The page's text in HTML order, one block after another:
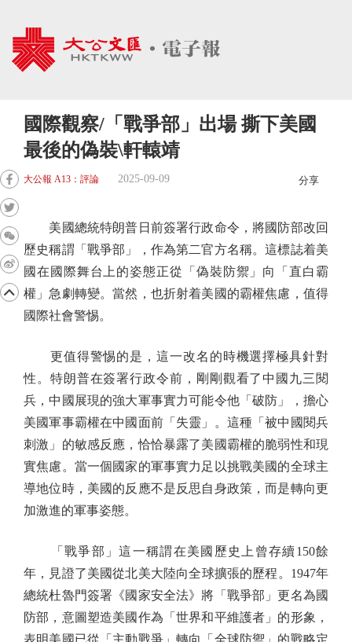
國際觀察/「戰爭部」出場 撕下美國
最後的偽裝\軒轅靖
大公報 A13：評論 2025-09-09 分享
美國總統特朗普日前簽署行政命令，將國防部改回
歷史稱謂「戰爭部」，作為第二官方名稱。這標誌着美
國在國際舞台上的姿態正從「偽裝防禦」向「直白霸
權」急劇轉變。當然，也折射着美國的霸權焦慮，值得
國際社會警惕。
更值得警惕的是，這一改名的時機選擇極具針對
性。特朗普在簽署行政令前，剛剛觀看了中國九三閱
兵，中國展現的強大軍事實力可能令他「破防」，擔心
美國軍事霸權在中國面前「失靈」。這種「被中國閱兵
刺激」的敏感反應，恰恰暴露了美國霸權的脆弱性和現
實焦慮。當一個國家的軍事實力足以挑戰美國的全球主
導地位時，美國的反應不是反思自身政策，而是轉向更
加激進的軍事姿態。
「戰爭部」這一稱謂在美國歷史上曾存續150餘
年，見證了美國從北美大陸向全球擴張的歷程。1947年
總統杜魯門簽署《國家安全法》將「戰爭部」更名為國
防部，意圖塑造美國作為「世界和平維護者」的形象，